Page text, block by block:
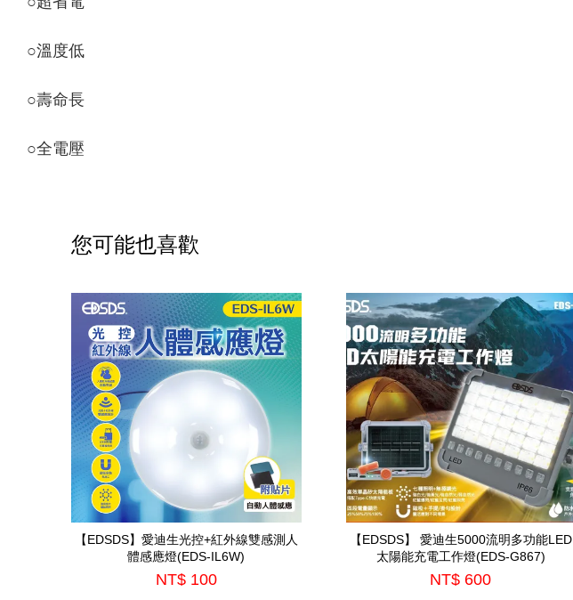
○溫度低
○壽命長
○全電壓
您可能也喜歡
【EDSDS】愛迪生光控+紅外線雙感測人
體感應燈(EDS-IL6W)
NT$ 100
【EDSDS】 愛迪生5000流明多功能LED
太陽能充電工作燈(EDS-G867)
NT$ 600